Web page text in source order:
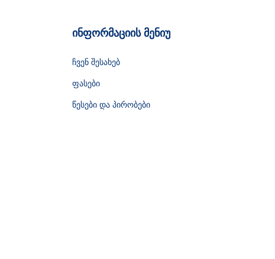
ინფორმაციის მენიუ
ჩვენ შესახებ
ფასები
წესები და პირობები